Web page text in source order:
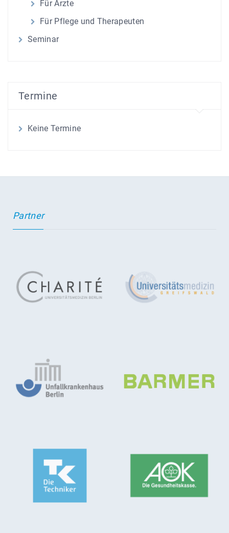
Für Ärzte
Für Pflege und Therapeuten
Seminar
Termine
Keine Termine
Partner